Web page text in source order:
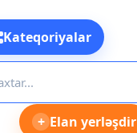
Kateqoriyalar
+ Elan yerləşdir